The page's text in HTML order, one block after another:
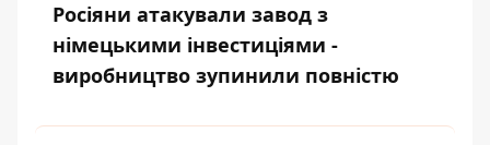
Росіяни атакували завод з
німецькими інвестиціями -
виробництво зупинили повністю